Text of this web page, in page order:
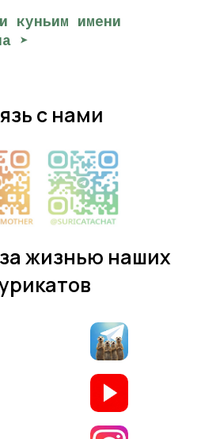
куньим имени
➤
с нами
жизнью наших